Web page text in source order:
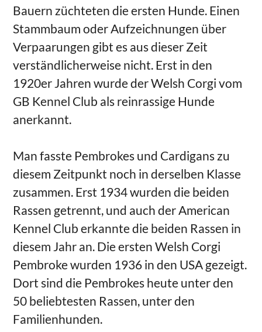
Bauern züchteten die ersten Hunde. Einen
Stammbaum oder Aufzeichnungen über
Verpaarungen gibt es aus dieser Zeit
verständlicherweise nicht. Erst in den
1920er Jahren wurde der Welsh Corgi vom
GB Kennel Club als reinrassige Hunde
anerkannt.
Man fasste Pembrokes und Cardigans zu
diesem Zeitpunkt noch in derselben Klasse
zusammen. Erst 1934 wurden die beiden
Rassen getrennt, und auch der American
Kennel Club erkannte die beiden Rassen in
diesem Jahr an. Die ersten Welsh Corgi
Pembroke wurden 1936 in den USA gezeigt.
Dort sind die Pembrokes heute unter den
50 beliebtesten Rassen, unter den
Familienhunden.